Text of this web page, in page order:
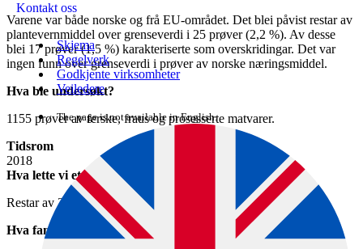
Kontakt oss
Skjema
Regelverk
Godkjente virksomheter
Veiledere
The page is not available in English.
Varene var både norske og frå EU-området. Det blei påvist restar av
plantevernmiddel over grenseverdi i 25 prøver (2,2 %). Av desse
blei 17 prøver (1,5 %) karakteriserte som overskridingar. Det var
ingen funn over grenseverdi i prøver av norske næringsmiddel.
Hva ble undersøkt?
1155 prøver av ferske, fraus og prosesserte matvarer.
Tidsrom
2018
Hva lette vi etter?
Restar av 350 ulike verksame stoff frå plantevernmiddel.
Hva fant vi?